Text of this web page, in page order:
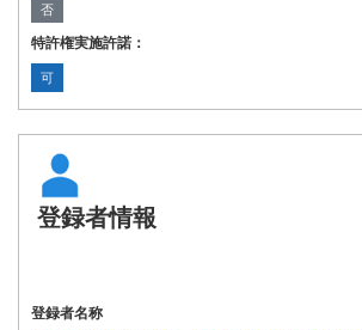
否
特許権実施許諾：
可
登録者情報
登録者名称